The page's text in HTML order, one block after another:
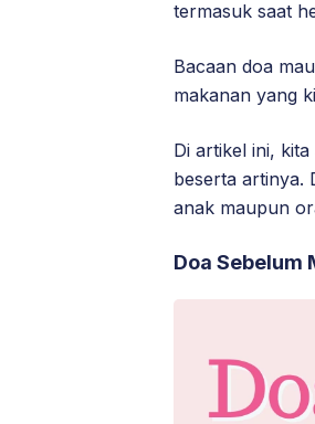
termasuk saat
Bacaan doa
makanan yang
Di artikel ini,
beserta artinya.
anak maupun
Doa Sebelum